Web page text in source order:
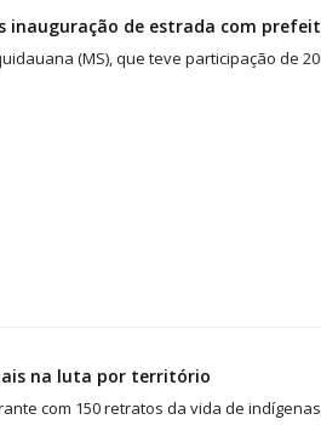
inauguração de estrada com
(MS), que teve participação de
na luta por território
com 150 retratos da vida de